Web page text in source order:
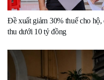
Đề xuất giảm 30% thuế cho
thu dưới 10 tỷ đồng